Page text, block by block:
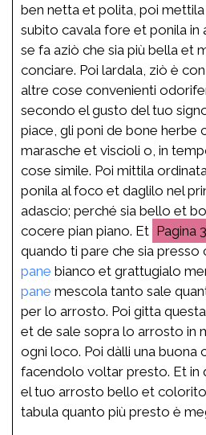
ben netta et polita, poi
subito cavala fore et ponila in
se fa aziò che sia più bella et
conciare. Poi lardala, ziò è
altre cose convenienti
secondo el gusto del tuo
piace, gli poni de bone herbe
marasche et viscioli o, in
cose simile. Poi mittila
ponila al foco et daglilo nel
adascio; perché sia bello et
cocere pian piano. Et
quando ti pare che sia presso
pane bianco et grattugialo
pane mescola tanto sale
per lo arrosto. Poi gitta
et de sale sopra lo arrosto in
ogni loco. Poi dàlli una buona
facendolo voltar presto. Et in
el tuo arrosto bello et
tabula quanto più presto è